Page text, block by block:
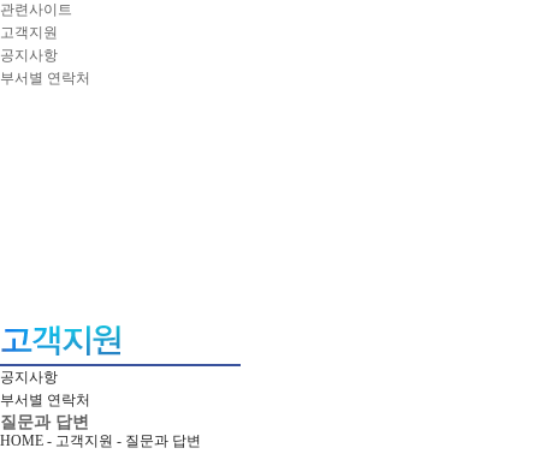
관련사이트
고객지원
공지사항
부서별 연락처
공지사항
부서별 연락처
질문과 답변
HOME - 고객지원 - 질문과 답변